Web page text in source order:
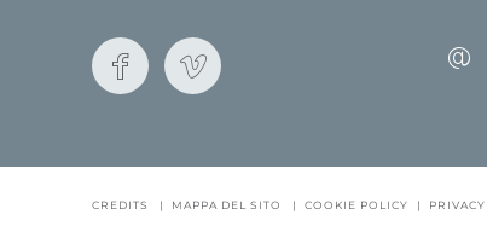
L'ALTO ADIGE & NOI
INFO UTILI
CREDITS | MAPPA DEL SITO | COOKIE POLICY | PRIVACY